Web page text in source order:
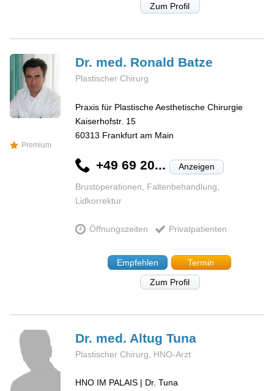
Zum Profil
Premium
Dr. med. Ronald Batze
Plastischer Chirurg
Praxis für Plastische Aesthetische Chirurgie
Kaiserhofstr. 15
60313 Frankfurt am Main
+49 69 20... Anzeigen
Brustoperationen, Faltenbehandlung,
Lidkorrektur
Öffnungszeiten Privatpatienten
Empfehlen
Termin
Zum Profil
Dr. med. AltugTuna
Plastischer Chirurg, HNO-Arzt
HNO IM PALAIS | Dr. Tuna